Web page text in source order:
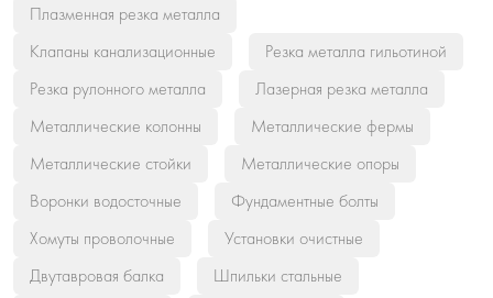
Плазменная резка металла
Клапаны канализационные
Резка металла гильотиной
Резка рулонного металла
Лазерная резка металла
Металлические колонны
Металлические фермы
Металлические стойки
Металлические опоры
Воронки водосточные
Фундаментные болты
Хомуты проволочные
Установки очистные
Двутавровая балка
Шпильки стальные